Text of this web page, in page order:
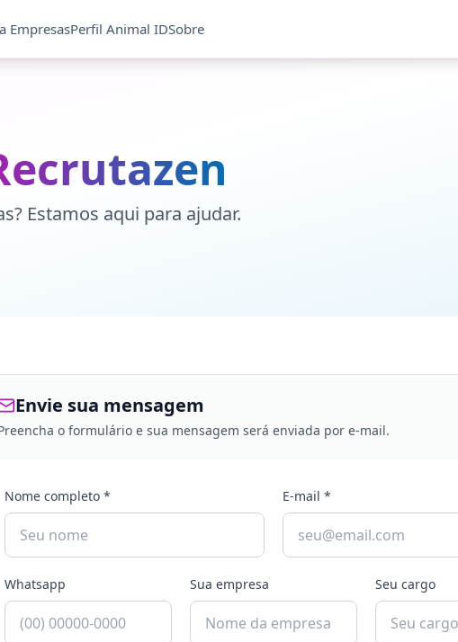
EmpresasPerfil Animal IDSobre
Estamos aqui para ajudar.
Envie sua mensagem
o formulário e sua mensagem será enviada por e-mail.
Nome completo * E-mail *
Whatsapp Sua empresa Seu cargo